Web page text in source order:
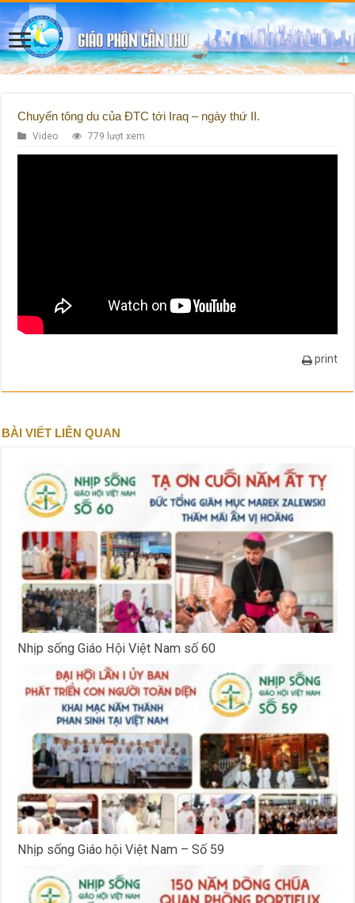
Chuyến tông du của ĐTC tới Iraq – ngày thứ II.
Video 779 lượt xem
print
BÀI VIẾT LIÊN QUAN
Nhịp sống Giáo Hội Việt Nam số 60
Nhịp sống Giáo hội Việt Nam – Số 59